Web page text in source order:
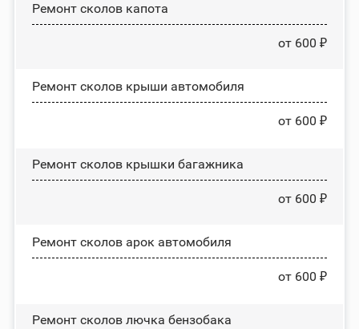
Ремонт сколов капота
от 600 ₽
Ремонт сколов крыши автомобиля
от 600 ₽
Ремонт сколов крышки багажника
от 600 ₽
Ремонт сколов арок автомобиля
от 600 ₽
Ремонт сколов лючка бензобака